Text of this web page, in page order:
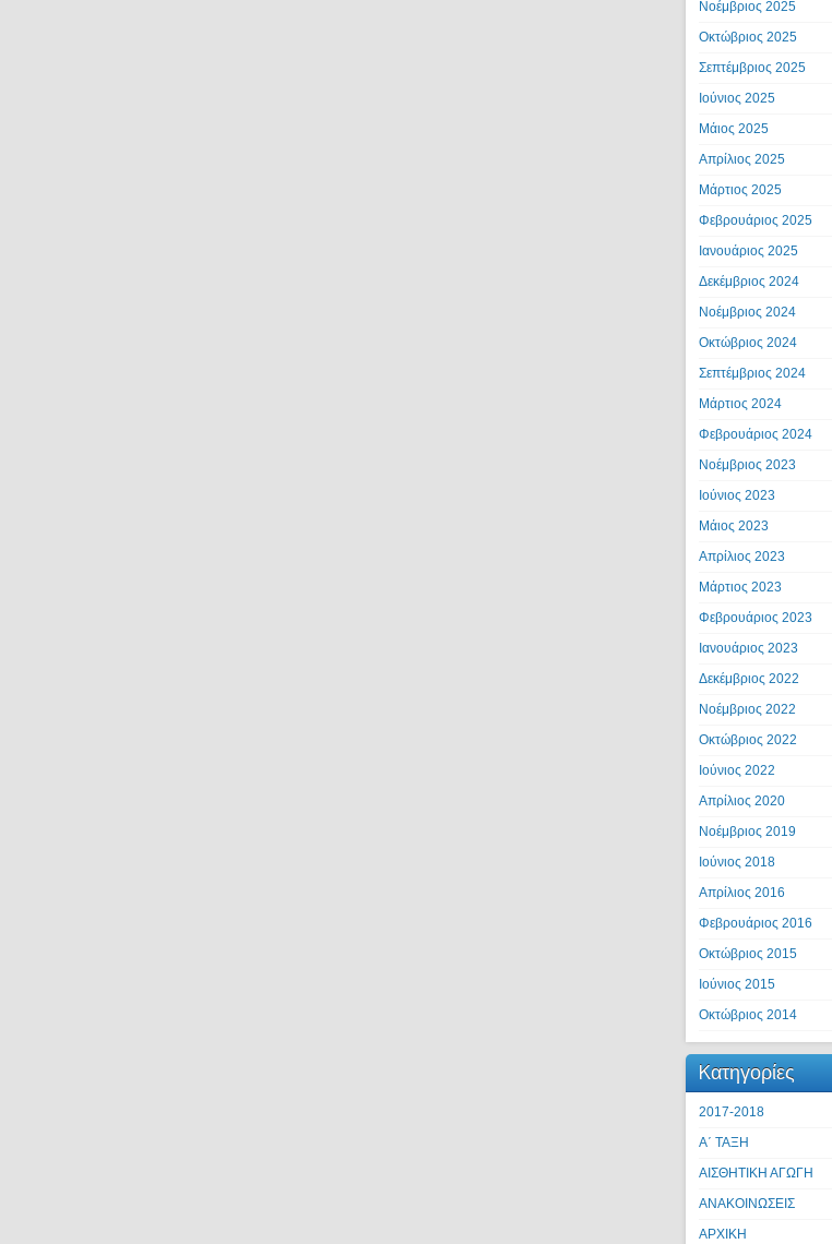
Νοέμβριος 2025
Οκτώβριος 2025
Σεπτέμβριος 2025
Ιούνιος 2025
Μάιος 2025
Απρίλιος 2025
Μάρτιος 2025
Φεβρουάριος 2025
Ιανουάριος 2025
Δεκέμβριος 2024
Νοέμβριος 2024
Οκτώβριος 2024
Σεπτέμβριος 2024
Μάρτιος 2024
Φεβρουάριος 2024
Νοέμβριος 2023
Ιούνιος 2023
Μάιος 2023
Απρίλιος 2023
Μάρτιος 2023
Φεβρουάριος 2023
Ιανουάριος 2023
Δεκέμβριος 2022
Νοέμβριος 2022
Οκτώβριος 2022
Ιούνιος 2022
Απρίλιος 2020
Νοέμβριος 2019
Ιούνιος 2018
Απρίλιος 2016
Φεβρουάριος 2016
Οκτώβριος 2015
Ιούνιος 2015
Οκτώβριος 2014
Kατηγορίες
2017-2018
Α΄ ΤΑΞΗ
ΑΙΣΘΗΤΙΚΗ ΑΓΩΓΗ
ΑΝΑΚΟΙΝΩΣΕΙΣ
ΑΡΧΙΚΗ